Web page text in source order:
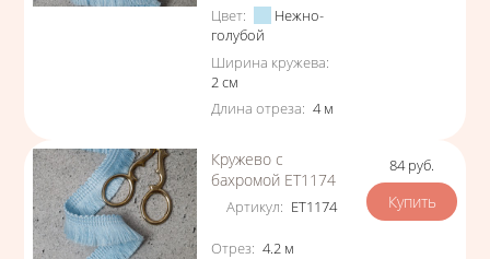
Цвет:
Нежно-
голубой
Ширина кружева:
2см
Длина отреза: 4 м
Кружево с
бахромой ЕТ1174
Артикул: ЕТ1174
Характеристики
Отрез: 4.2 м
Цена
84руб.